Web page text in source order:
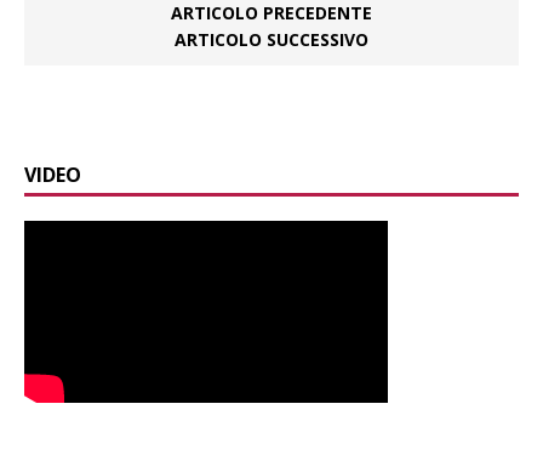
ARTICOLO PRECEDENTE
ARTICOLO SUCCESSIVO
VIDEO